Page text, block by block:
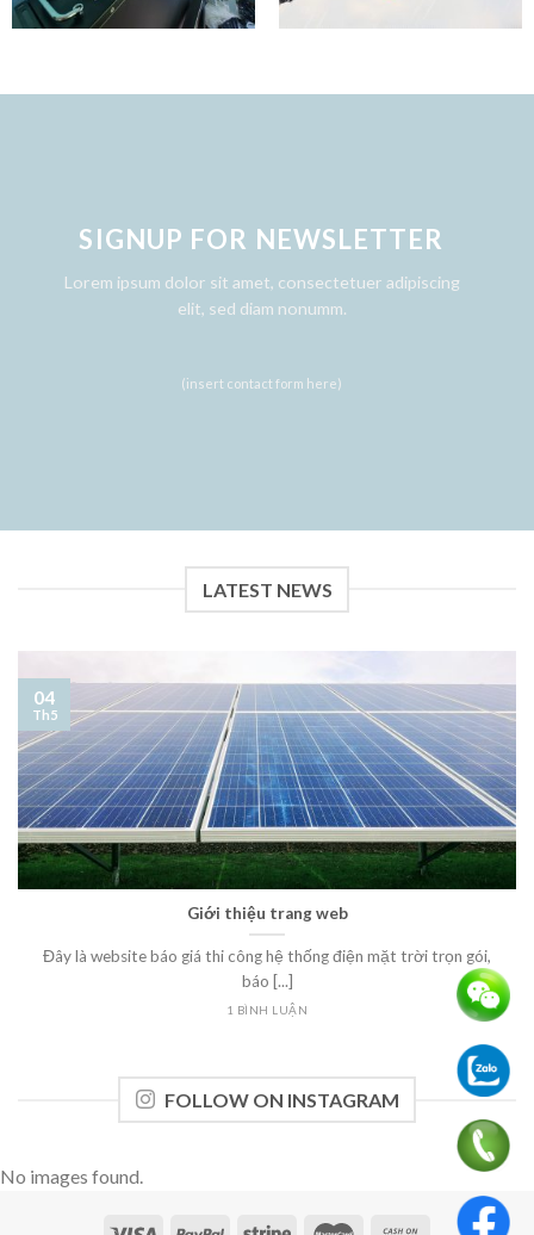
SIGNUP FOR NEWSLETTER
Lorem ipsum dolor sit amet, consectetuer adipiscing
elit, sed diam nonumm.
(insert contact form here)
LATEST NEWS
Giới thiệu trang web
Đây là website báo giá thi công hệ thống điện mặt trời trọn gói,
báo [...]
1 BÌNH LUẬN
04
Th5
FOLLOW ON INSTAGRAM
No images found.